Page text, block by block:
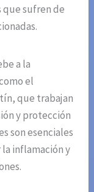
sufren de
a la
el
que trabajan
y protección
son esenciales
inflamación y